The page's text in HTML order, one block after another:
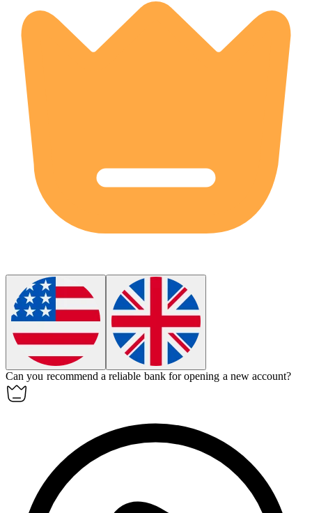
Can you recommend a reliable bank for opening a new account?